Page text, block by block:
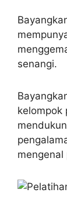
senangi.
kelompok